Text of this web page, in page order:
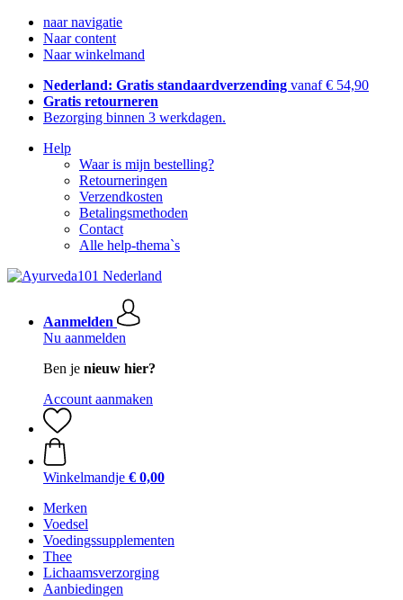
naar navigatie
Naar content
Naar winkelmand
Nederland: Gratis standaardverzending vanaf € 54,90
Gratis retourneren
Bezorging binnen 3 werkdagen.
Help
Waar is mijn bestelling?
Retourneringen
Verzendkosten
Betalingsmethoden
Contact
Alle help-thema`s
Aanmelden
Nu aanmelden
Ben je nieuw hier?
Account aanmaken
Winkelmandje € 0,00
Merken
Voedsel
Voedingssupplementen
Thee
Lichaamsverzorging
Aanbiedingen